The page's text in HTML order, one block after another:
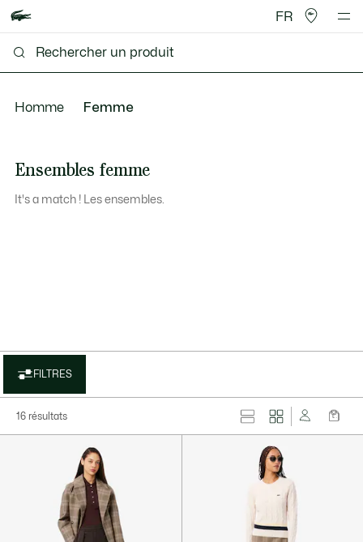
FR
Homme Femme
Ensembles femme
It's a match ! Les ensembles.
FILTRES
16 résultats